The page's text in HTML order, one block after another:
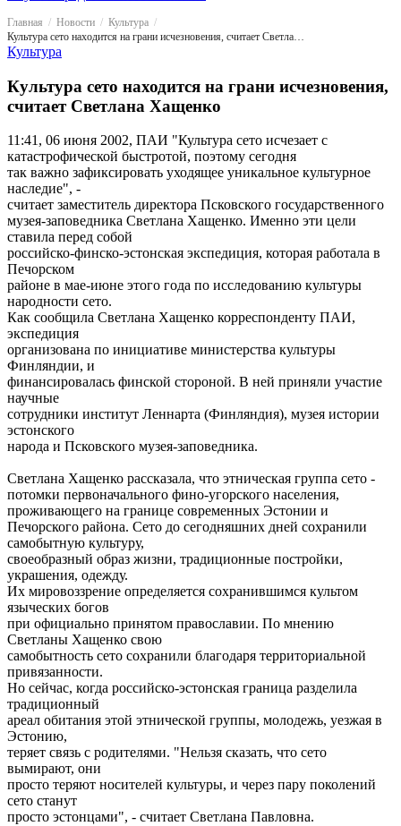
Главная Новости
Культура
Культура сето находится на грани исчезновения, считает Светлана Хащенко
Культура
Культура сето находится на грани исчезновения,
считает Светлана Хащенко
11:41, 06 июня 2002, ПАИ "Культура сето исчезает с
катастрофической быстротой, поэтому сегодня
так важно зафиксировать уходящее уникальное культурное
наследие", -
считает заместитель директора Псковского государственного
музея-заповедника Светлана Хащенко. Именно эти цели
ставила перед собой
российско-финско-эстонская экспедиция, которая работала в
Печорском
районе в мае-июне этого года по исследованию культуры
народности сето.
Как сообщила Светлана Хащенко корреспонденту ПАИ,
экспедиция
организована по инициативе министерства культуры
Финляндии, и
финансировалась финской стороной. В ней приняли участие
научные
сотрудники институт Леннарта (Финляндия), музея истории
эстонского
народа и Псковского музея-заповедника.
Светлана Хащенко рассказала, что этническая группа сето -
потомки первоначального фино-угорского населения,
проживающего на границе современных Эстонии и
Печорского района. Сето до сегодняшних дней сохранили
самобытную культуру,
своеобразный образ жизни, традиционные постройки,
украшения, одежду.
Их мировоззрение определяется сохранившимся культом
языческих богов
при официально принятом православии. По мнению
Светланы Хащенко свою
самобытность сето сохранили благодаря территориальной
привязанности.
Но сейчас, когда российско-эстонская граница разделила
традиционный
ареал обитания этой этнической группы, молодежь, уезжая в
Эстонию,
теряет связь с родителями. "Нельзя сказать, что сето
вымирают, они
просто теряют носителей культуры, и через пару поколений
сето станут
просто эстонцами", - считает Светлана Павловна.